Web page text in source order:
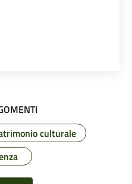
culturale